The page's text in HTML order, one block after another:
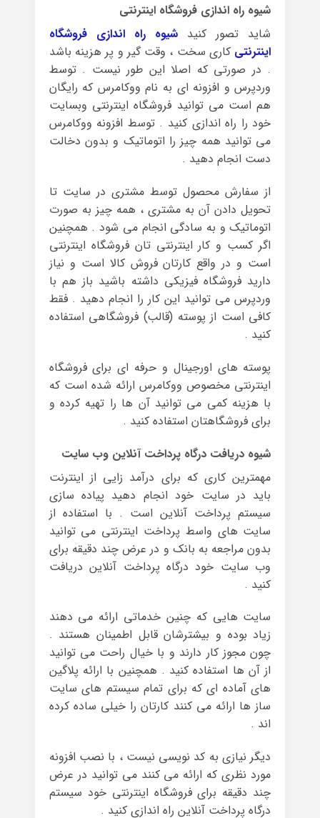
شیوه راه اندازی فروشگاه اینترنتی
شاید تصور کنید شیوه راه اندازی فروشگاه
اینترنتی کاری سخت ، وقت گیر و پر هزینه باشد
. در صورتی که اصلا این طور نیست . توسط
وردپرس و افزونه ای به نام ووکامرس که رایگان
هم است می توانید فروشگاه اینترنتی وبسایت
خود را راه اندازی کنید . توسط افزونه ووکامرس
می توانید همه چیز را اتوماتیک و بدون دخالت
دست انجام دهید .
از سفارش محصول توسط مشتری در سایت تا
تحویل دادن آن به مشتری ، همه چیز به صورت
اتوماتیک و به سادگی انجام می شود . همچنین
اگر کسب و کار اینترنتی تان فروشگاه اینترنتی
است و در واقع کارتان فروش کالا است و نیاز
دارید فروشگاه فیزیکی داشته باشید باز هم با
وردپرس می توانید این کار را انجام دهید . فقط
کافی است از پوسته (قالب) فروشگاهی استفاده
کنید .
پوسته های اورجینال و حرفه ای برای فروشگاه
اینترنتی مخصوص ووکامرس ارائه شده است که
با هزینه کمی می توانید آن ها را تهیه کرده و
برای فروشگاهتان استفاده کنید .
شیوه دریافت درگاه پرداخت آنلاین وب سایت
مهمترین کاری که برای درآمد زایی از اینترنت
باید در سایت خود انجام دهید پیاده سازی
سیستم پرداخت آنلاین است . با استفاده از
سایت های واسط پرداخت اینترنتی می توانید
بدون مراجعه به بانک و در عرض چند دقیقه برای
وب سایت خود درگاه پرداخت آنلاین دریافت
کنید .
سایت هایی که چنین خدماتی ارائه می دهند
زیاد بوده و بیشترشان قابل اطمینان هستند .
چون مجوز کار دارند و با خیال راحت می توانید
از آن ها استفاده کنید . همچنین با ارائه پلاگین
های آماده ای که برای تمام سیستم های سایت
ساز ها ارائه می کنند کارتان را خیلی ساده کرده
اند .
دیگر نیازی به کد نویسی نیست ، با نصب افزونه
مورد نظری که ارائه می کنند می توانید در عرض
چند دقیقه برای فروشگاه اینترنتی خود سیستم
درگاه پرداخت آنلاین راه اندازی کنید .